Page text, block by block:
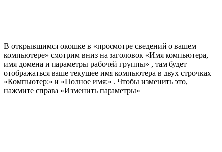
В открывшимся окошке в «просмотре сведений о вашем
компьютере» смотрим вниз на заголовок «Имя компьютера,
имя домена и параметры рабочей группы» , там будет
отображаться ваше текущее имя компьютера в двух строчках
«Компьютер:» и «Полное имя:» . Чтобы изменить это,
нажмите справа «Изменить параметры»